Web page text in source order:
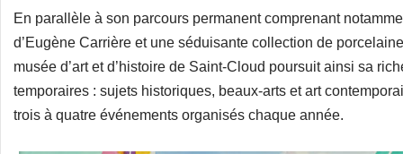
En parallèle à son parcours permanent comprenant
d’Eugène Carrière et une séduisante collection de
musée d’art et d’histoire de Saint-Cloud poursuit ainsi sa
temporaires : sujets historiques, beaux-arts et art
trois à quatre événements organisés chaque année.